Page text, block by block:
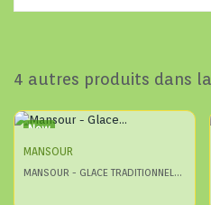
4 autres produits dans
New
MANSOUR
MANSOUR - GLACE TRADITIONNELLE AU SAFRAN (240G)